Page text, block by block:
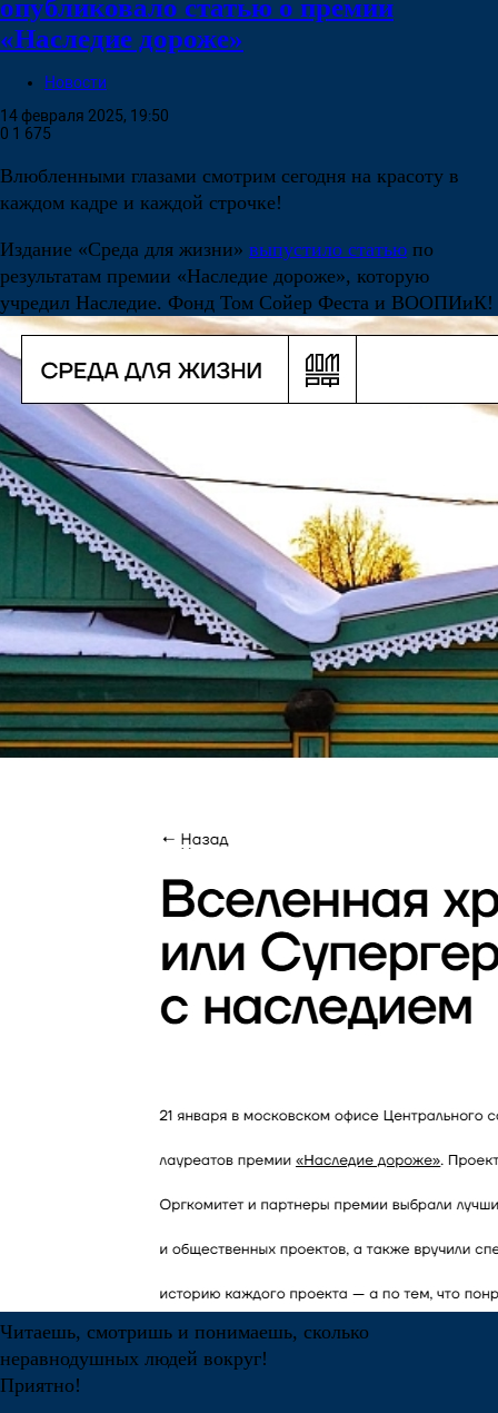
опубликовало статью о премии
«Наследие дороже»
Новости
14 февраля 2025, 19:50
0 1 675
Влюбленными глазами смотрим сегодня на красоту в
каждом кадре и каждой строчке!
Издание «Среда для жизни» выпустило статью по
результатам премии «Наследие дороже», которую
учредил Наследие. Фонд Том Сойер Феста и ВООПИиК!
Читаешь, смотришь и понимаешь, сколько
неравнодушных людей вокруг!
Приятно!